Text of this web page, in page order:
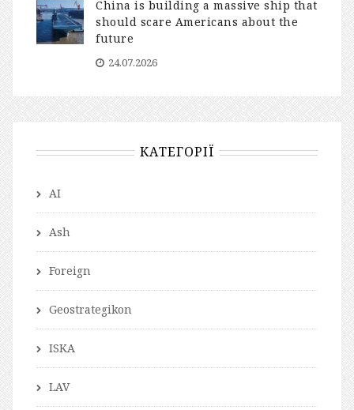
China is building a massive ship that
should scare Americans about the
future
24.07.2026
КАТЕГОРІЇ
AI
Ash
Foreign
Geostrategikon
ISKA
LAV